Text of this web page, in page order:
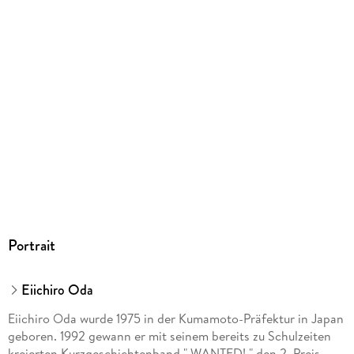
Portrait
Eiichiro Oda
Eiichiro Oda wurde 1975 in der Kumamoto-Präfektur in Japan
geboren. 1992 gewann er mit seinem bereits zu Schulzeiten